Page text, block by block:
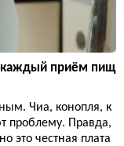
каждый приём пищ
Чиа, конопля, к
проблему. Правда,
это честная плата